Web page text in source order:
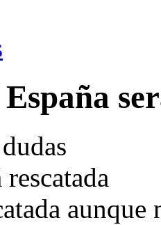
España